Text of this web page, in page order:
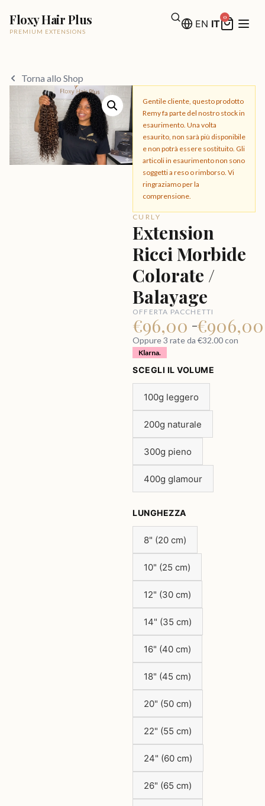
Floxy Hair Plus
PREMIUM EXTENSIONS
EN IT
0
Torna allo Shop
Gentile cliente, questo prodotto
Remy fa parte del nostro stock in
esaurimento. Una volta
esaurito, non sarà più disponibile
e non potrà essere sostituito. Gli
articoli in esaurimento non sono
soggetti a reso o rimborso. Vi
ringraziamo per la
comprensione.
CURLY
Extension
Ricci Morbide
Colorate /
Balayage
OFFERTA PACCHETTI
96,00
€ –€
Oppure 3 rate da €32.00 con
Klarna.
SCEGLI IL VOLUME
100g leggero
200g naturale
300g pieno
400g glamour
LUNGHEZZA
8" (20 cm)
10" (25 cm)
12" (30 cm)
14" (35 cm)
16" (40 cm)
18" (45 cm)
20" (50 cm)
22" (55 cm)
24" (60 cm)
26" (65 cm)